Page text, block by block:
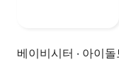
베이비시터 · 아이돌